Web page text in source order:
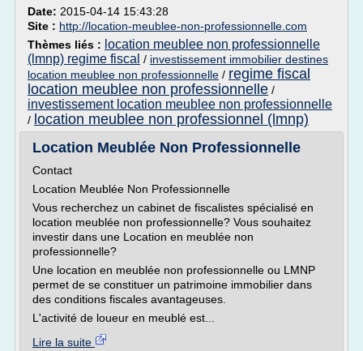
Date: 2015-04-14 15:43:28
Site : http://location-meublee-non-professionnelle.com
Thèmes liés : location meublee non professionnelle
(lmnp) regime fiscal / investissement immobilier destines
location meublee non professionnelle / regime fiscal
location meublee non professionnelle /
investissement location meublee non professionnelle
/ location meublee non professionnel (lmnp)
Location Meublée Non Professionnelle
Contact
Location Meublée Non Professionnelle
Vous recherchez un cabinet de fiscalistes spécialisé en
location meublée non professionnelle? Vous souhaitez
investir dans une Location en meublée non
professionnelle?
Une location en meublée non professionnelle ou LMNP
permet de se constituer un patrimoine immobilier dans
des conditions fiscales avantageuses.
L'activité de loueur en meublé est...
Lire la suite